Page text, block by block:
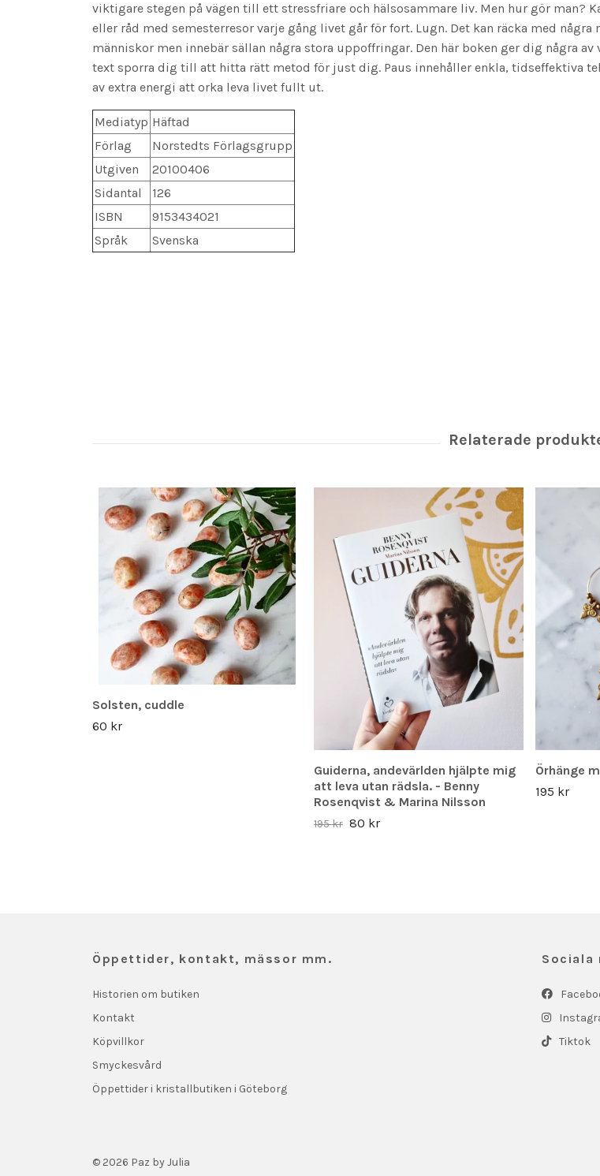
viktigare stegen på vägen till ett stressfriare och hälsosammare liv. Men hur gör man?
eller råd med semesterresor varje gång livet går för fort. Lugn. Det kan räcka med
människor men innebär sällan några stora uppoffringar. Den här boken ger dig några
text sporra dig till att hitta rätt metod för just dig. Paus innehåller enkla, tidseffektiva
av extra energi att orka leva livet fullt ut.
Mediatyp Häftad
Förlag
Norstedts Förlagsgrupp
Utgiven
20100406
Sidantal
126
ISBN
9153434021
Språk
Svenska
Solsten, cuddle
60 kr
Guiderna, andevärlden hjälpte mig
att leva utan rädsla. - Benny
Rosenqvist & Marina Nilsson
195 kr 80 kr
Örhänge
195 kr
Öppettider, kontakt, mässor mm.
Historien om butiken
Kontakt
Köpvillkor
Smyckesvård
Öppettider i kristallbutiken i Göteborg
Sociala
Tiktok
© 2026 Paz by Julia